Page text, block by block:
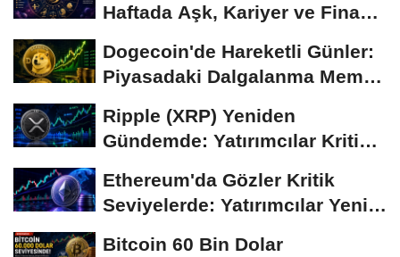
Haftada Aşk, Kariyer ve Finans
Dogecoin'de Hareketli Günler:
Piyasadaki Dalgalanma Meme
Ripple (XRP) Yeniden
Gündemde: Yatırımcılar Kritik
Ethereum'da Gözler Kritik
Seviyelerde: Yatırımcılar Yeni
Bitcoin 60 Bin Dolar